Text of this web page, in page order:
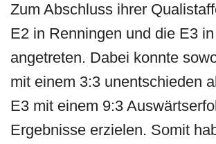
Zum Abschluss ihrer
E2 in Renningen und die E3
angetreten. Dabei konnte
mit einem 3:3 unentschieden
E3 mit einem 9:3
Ergebnisse erzielen. Somit